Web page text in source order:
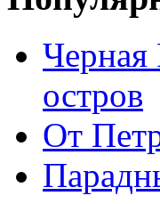
Черная
остров
От